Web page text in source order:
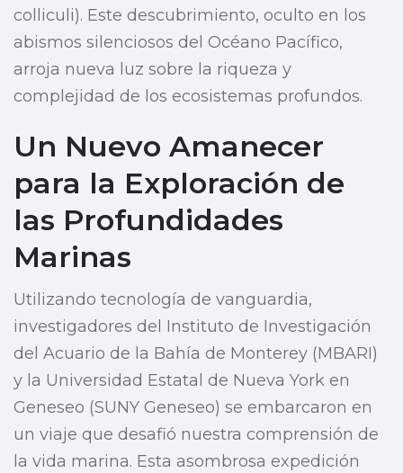
colliculi). Este descubrimiento, oculto en los
abismos silenciosos del Océano Pacífico,
arroja nueva luz sobre la riqueza y
complejidad de los ecosistemas profundos.
Un Nuevo Amanecer
para la Exploración de
las Profundidades
Marinas
Utilizando tecnología de vanguardia,
investigadores del Instituto de Investigación
del Acuario de la Bahía de Monterey (MBARI)
y la Universidad Estatal de Nueva York en
Geneseo (SUNY Geneseo) se embarcaron en
un viaje que desafió nuestra comprensión de
la vida marina. Esta asombrosa expedición